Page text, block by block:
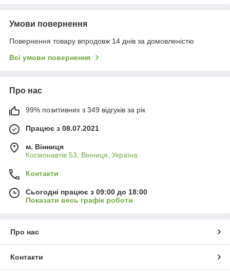
Умови повернення
Повернення товару впродовж 14 днів за домовленістю
Всі умови повернення
Про нас
99% позитивних з 349 відгуків за рік
Працює з 08.07.2021
м. Вінниця
Космонавтів 53, Вінниця, Україна
Контакти
Сьогодні працює з 09:00 до 18:00
Показати весь графік роботи
Про нас
Контакти